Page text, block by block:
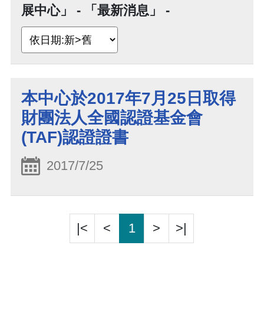
展中心」 - 「最新消息」 -
本中心於2017年7月25日取得
財團法人全國認證基金會
(TAF)認證證書
2017/7/25
|< < 1 > >|